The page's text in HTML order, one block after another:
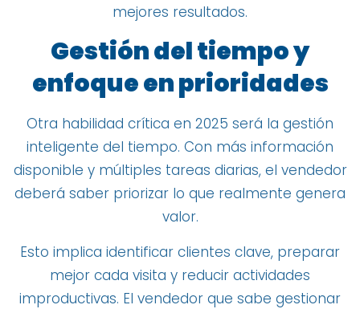
mejores resultados.
Gestión del tiempo y
enfoque en prioridades
Otra habilidad crítica en 2025 será la gestión
inteligente del tiempo. Con más información
disponible y múltiples tareas diarias, el vendedor
deberá saber priorizar lo que realmente genera
valor.
Esto implica identificar clientes clave, preparar
mejor cada visita y reducir actividades
improductivas. El vendedor que sabe gestionar